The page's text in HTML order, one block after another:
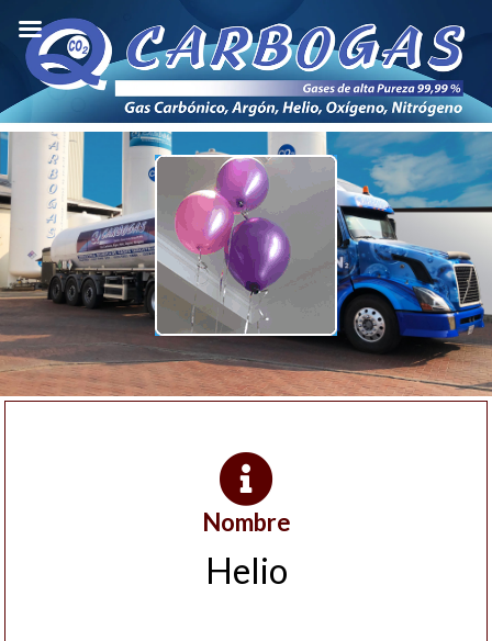
info@carbogas.com.bo 77670167
Nombre
Helio